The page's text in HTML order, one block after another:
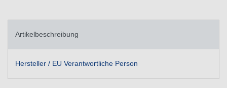
Artikelbeschreibung
Hersteller / EU Verantwortliche Person